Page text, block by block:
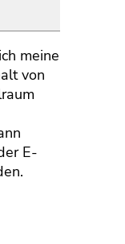
meine
von
E-